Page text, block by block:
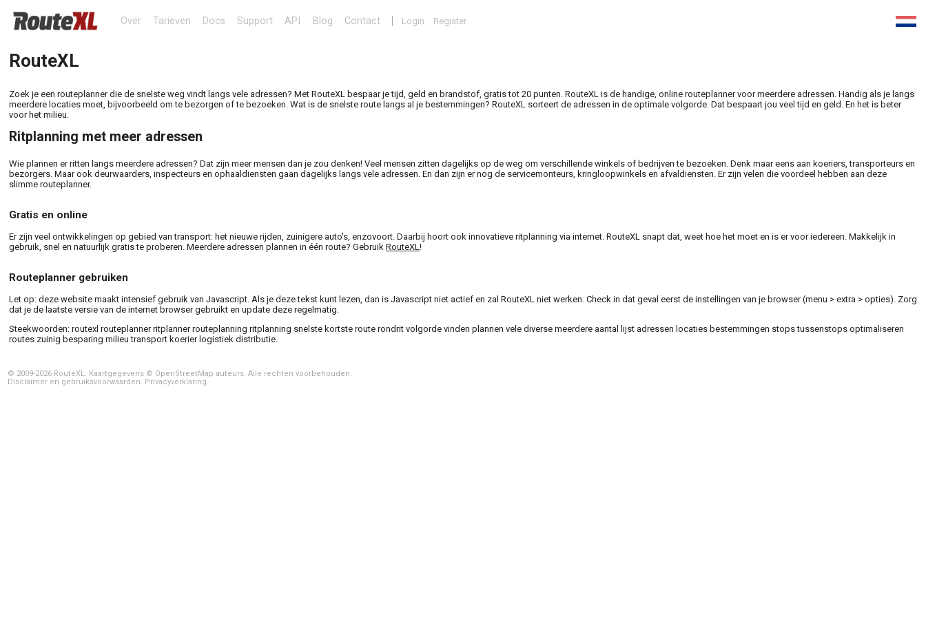
Over Tarieven Docs Support API Blog Contact Login Register
RouteXL
Zoek je een routeplanner die de snelste weg vindt langs vele adressen? Met RouteXL bespaar je tijd, geld en brandstof, gratis tot 20 punten. RouteXL is de handige, online routeplanner voor meerdere adressen. Handig als je langs
meerdere locaties moet, bijvoorbeeld om te bezorgen of te bezoeken. Wat is de snelste route langs al je bestemmingen? RouteXL sorteert de adressen in de optimale volgorde. Dat bespaart jou veel tijd en geld. En het is beter
voor het milieu.
Ritplanning met meer adressen
Wie plannen er ritten langs meerdere adressen? Dat zijn meer mensen dan je zou denken! Veel mensen zitten dagelijks op de weg om verschillende winkels of bedrijven te bezoeken. Denk maar eens aan koeriers, transporteurs en
bezorgers. Maar ook deurwaarders, inspecteurs en ophaaldiensten gaan dagelijks langs vele adressen. En dan zijn er nog de servicemonteurs, kringloopwinkels en afvaldiensten. Er zijn velen die voordeel hebben aan deze
slimme routeplanner.
Gratis en online
Er zijn veel ontwikkelingen op gebied van transport: het nieuwe rijden, zuinigere auto's, enzovoort. Daarbij hoort ook innovatieve ritplanning via internet. RouteXL snapt dat, weet hoe het moet en is er voor iedereen. Makkelijk in
gebruik, snel en natuurlijk gratis te proberen. Meerdere adressen plannen in één route? Gebruik RouteXL !
Routeplanner gebruiken
Let op: deze website maakt intensief gebruik van Javascript. Als je deze tekst kunt lezen, dan is Javascript niet actief en zal RouteXL niet werken. Check in dat geval eerst de instellingen van je browser (menu > extra > opties). Zorg
dat je de laatste versie van de internet browser gebruikt en update deze regelmatig.
Steekwoorden: routexl routeplanner ritplanner routeplanning ritplanning snelste kortste route rondrit volgorde vinden plannen vele diverse meerdere aantal lijst adressen locaties bestemmingen stops tussenstops optimaliseren
routes zuinig besparing milieu transport koerier logistiek distributie.
© 2009-2026 RouteXL. Kaartgegevens © OpenStreetMap auteurs. Alle rechten voorbehouden.
Disclaimer en gebruiksvoorwaarden. Privacyverklaring.